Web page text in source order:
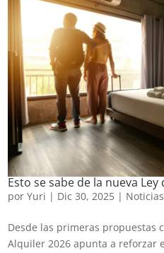
Esto se sabe de la nueva
porYuri | Dic 30, 2025 | Noticias
Desde las primeras propuestas
Alquiler 2026 apunta a reforzar